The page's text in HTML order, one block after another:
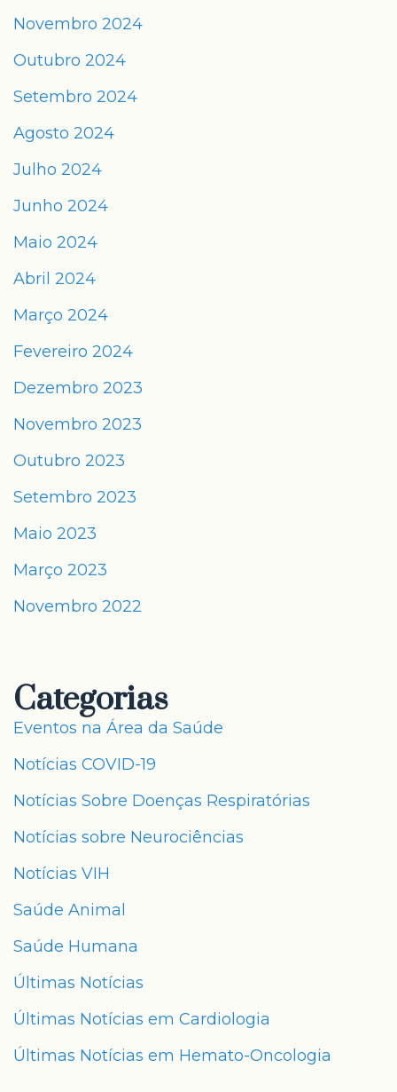
Novembro 2024
Outubro 2024
Setembro 2024
Agosto 2024
Julho 2024
Junho 2024
Maio 2024
Abril 2024
Março 2024
Fevereiro 2024
Dezembro 2023
Novembro 2023
Outubro 2023
Setembro 2023
Maio 2023
Março 2023
Novembro 2022
Categorias
Eventos na Área da Saúde
Notícias COVID-19
Notícias Sobre Doenças Respiratórias
Notícias sobre Neurociências
Notícias VIH
Saúde Animal
Saúde Humana
Últimas Notícias
Últimas Notícias em Cardiologia
Últimas Notícias em Hemato-Oncologia